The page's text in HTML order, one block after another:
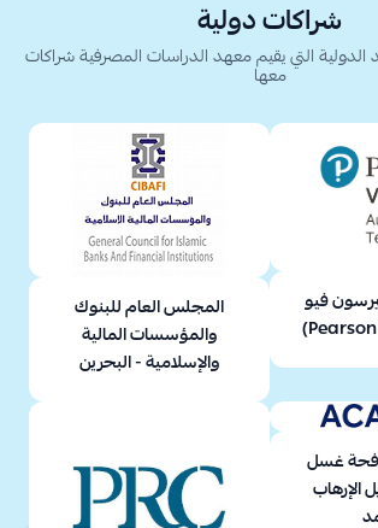
شراكات دولية
التي يقيم معهد الدراسات المصرفية شراكات
معها
فيو
المجلس العام للبنوك
والمؤسسات المالية
والإسلامية - البحرين
غسل